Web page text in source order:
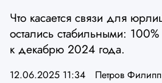
Что касается связи для
остались стабильными:
к декабрю 2024 года.
12.06.2025 11:34
Петров Филипп